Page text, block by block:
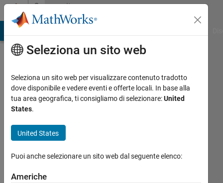
Vai al contenutoCommunity
Profile
Kyle
O'Donnell
Seleziona un sito web
Seleziona un sito web per visualizzare contenuto tradotto
dove disponibile e vedere eventi e offerte locali. In base alla
tua area geografica, ti consigliamo di selezionare:United
States.
United States
Puoi anche selezionare un sito web dal seguente elenco:
Americhe